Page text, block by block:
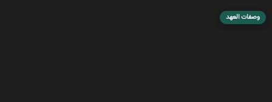
وصفات العهد